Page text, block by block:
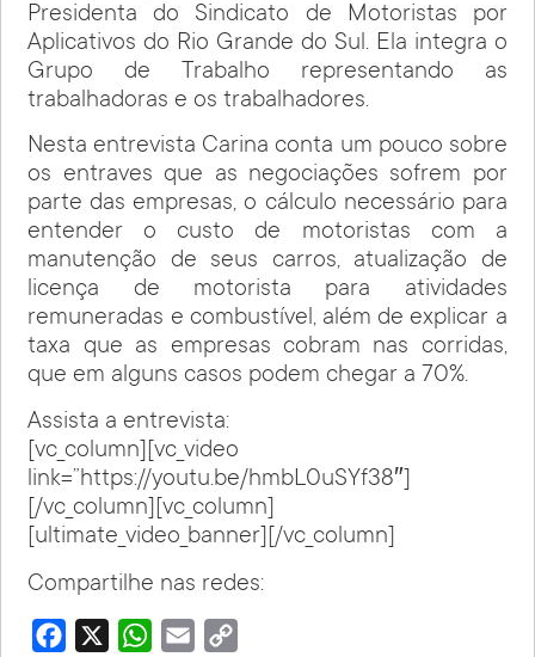
Presidenta do Sindicato de Motoristas por
Aplicativos do Rio Grande do Sul. Ela integra o
Grupo de Trabalho representando as
trabalhadoras e os trabalhadores.
Nesta entrevista Carina conta um pouco sobre
os entraves que as negociações sofrem por
parte das empresas, o cálculo necessário para
entender o custo de motoristas com a
manutenção de seus carros, atualização de
licença de motorista para atividades
remuneradas e combustível, além de explicar a
taxa que as empresas cobram nas corridas,
que em alguns casos podem chegar a 70%.
Assista a entrevista:
[vc_column][vc_video
link=”https://youtu.be/hmbL0uSYf38″]
[/vc_column][vc_column]
[ultimate_video_banner][/vc_column]
Compartilhe nas redes:
Facebook WhatsApp
Email